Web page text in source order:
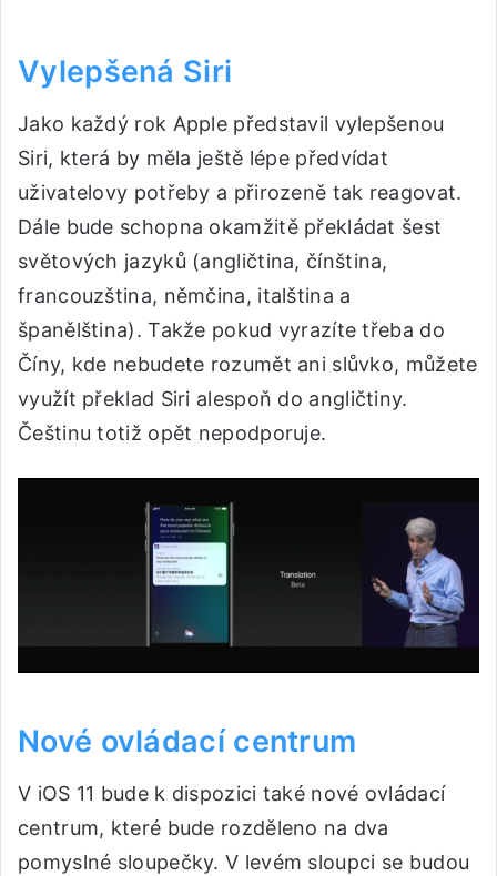
Vylepšená Siri
Jako každý rok Apple představil vylepšenou
Siri, která by měla ještě lépe předvídat
uživatelovy potřeby a přirozeně tak reagovat.
Dále bude schopna okamžitě překládat šest
světových jazyků (angličtina, čínština,
francouzština, němčina, italština a
španělština). Takže pokud vyrazíte třeba do
Číny, kde nebudete rozumět ani slůvko, můžete
využít překlad Siri alespoň do angličtiny.
Češtinu totiž opět nepodporuje.
Nové ovládací centrum
V iOS 11 bude k dispozici také nové ovládací
centrum, které bude rozděleno na dva
pomyslné sloupečky. V levém sloupci se budou